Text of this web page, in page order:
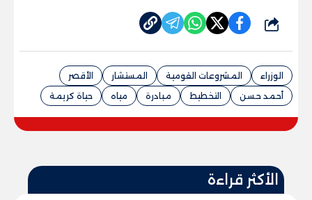
شارك
الوزراء المشروعات القومية المستشار
الأقصر
أحمد حسن
التخطيط مبادرة مياه حياة كريمة
الأكثر قراءة